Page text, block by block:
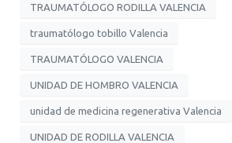
TRAUMATÓLOGO RODILLA VALENCIA
traumatólogo tobillo Valencia
TRAUMATÓLOGO VALENCIA
UNIDAD DE HOMBRO VALENCIA
unidad de medicina regenerativa Valencia
UNIDAD DE RODILLA VALENCIA